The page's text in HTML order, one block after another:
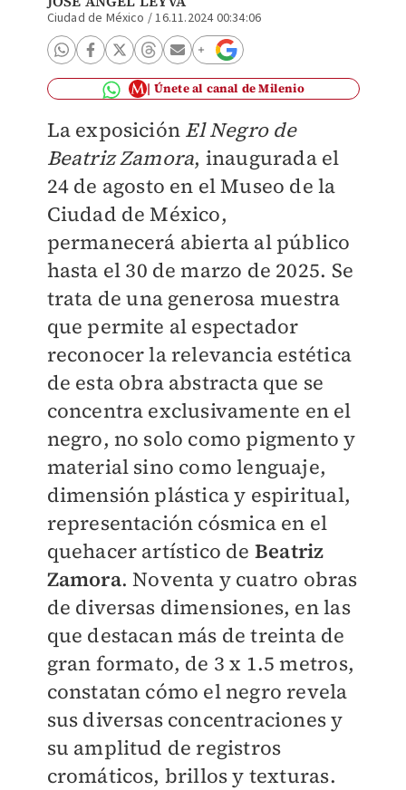
Ciudad de México /16.11.2024 00:34:06
Únete al canal de Milenio
La exposición El Negro de
Beatriz Zamora, inaugurada el
24 de agosto en el Museo de la
Ciudad de México,
permanecerá abierta al público
hasta el 30 de marzo de 2025. Se
trata de una generosa muestra
que permite al espectador
reconocer la relevancia estética
de esta obra abstracta que se
concentra exclusivamente en el
negro, no solo como pigmento y
material sino como lenguaje,
dimensión plástica y espiritual,
representación cósmica en el
quehacer artístico de Beatriz
Zamora. Noventa y cuatro obras
de diversas dimensiones, en las
que destacan más de treinta de
gran formato, de 3 x 1.5 metros,
constatan cómo el negro revela
sus diversas concentraciones y
su amplitud de registros
cromáticos, brillos y texturas.